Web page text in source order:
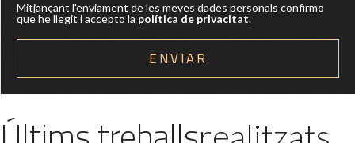
Mitjançant l'enviament de les meves dades personals confirmo
que he llegit i accepto la política de privacitat.